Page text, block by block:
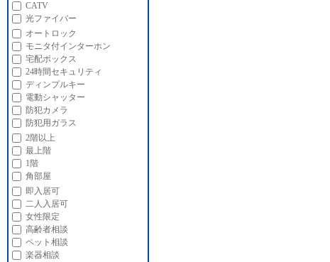
CATV
光ファイバー
オートロック
モニタ付インターホン
宅配ボックス
24時間セキュリティ
ディンプルキー
電動シャッター
防犯カメラ
防犯用ガラス
2階以上
最上階
1階
角部屋
即入居可
二人入居可
女性限定
高齢者相談
ペット相談
楽器相談